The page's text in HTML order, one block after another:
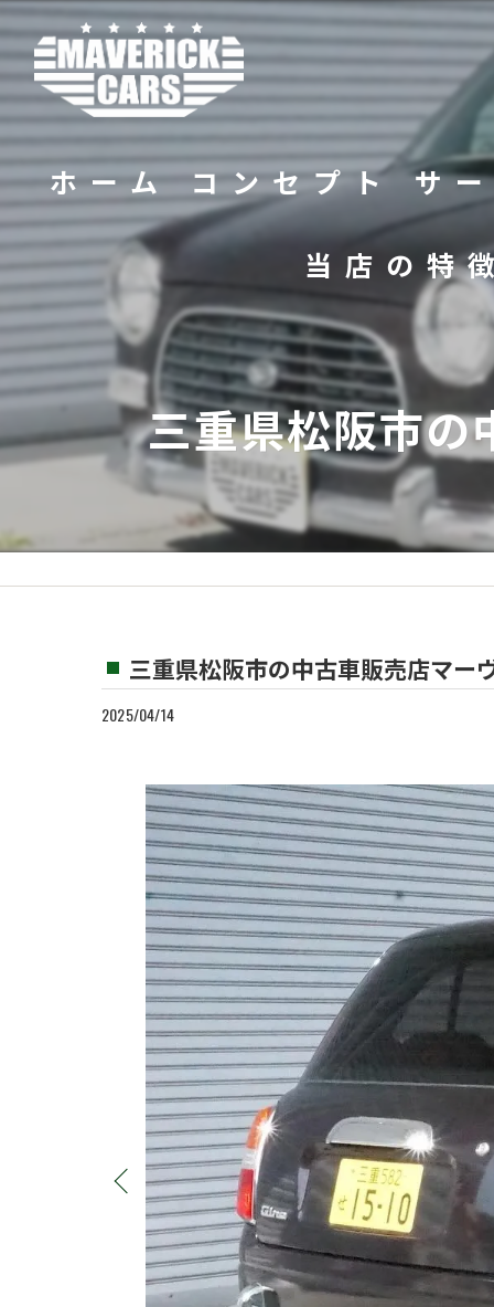
ホーム コンセプト サ
当店の特
バイク
販売
修理
カスタム
三重県松阪市の
三重県松阪市の中古車販売店マー
2025/04/14